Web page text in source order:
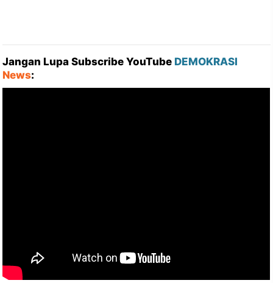
Jangan Lupa Subscribe YouTube DEMOKRASI
News: